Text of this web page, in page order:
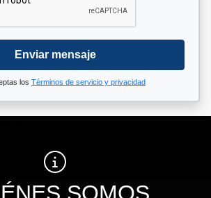
Enviar mensaje
los Términos de servicio y privacidad
SOMOS